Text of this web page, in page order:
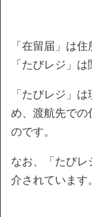
「在留届」は
「たびレジ」は
「たびレジ」
め、渡航先での
のです。
なお、「たびレ
介されています